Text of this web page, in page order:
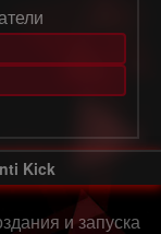
Kick
и запуска